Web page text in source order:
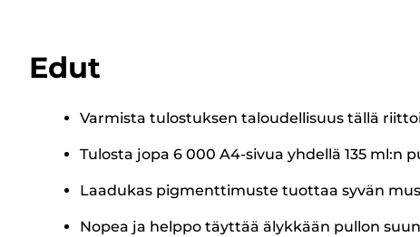
Edut
Varmista tulostuksen taloudellisuus tällä
Tulosta jopa 6 000 A4-sivua yhdellä 135 ml:n
Laadukas pigmenttimuste tuottaa syvän
Nopea ja helppo täyttää älykkään pullon